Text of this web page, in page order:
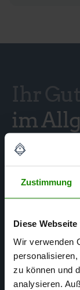
Zustimmung
Diese
Wir verwenden
zu können und
analysieren.
im